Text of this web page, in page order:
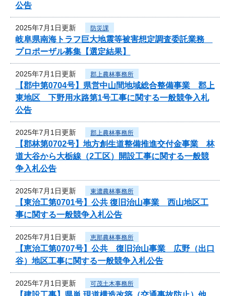
公告
2025年7月1日更新 防災課
岐阜県南海トラフ巨大地震等被害想定調査委託業務
プロポーザル募集【選定結果】
2025年7月1日更新 郡上農林事務所
【郡中第0704号】県営中山間地域総合整備事業 郡上
東地区 下野用水路第1号工事に関する一般競争入札
公告
2025年7月1日更新 郡上農林事務所
【郡林第0702号】地方創生道整備推進交付金事業 林
道大谷から大栃線（2工区）開設工事に関する一般競
争入札公告
2025年7月1日更新 東濃農林事務所
【東治工第0701号】公共 復旧治山事業 西山地区工
事に関する一般競争入札公告
2025年7月1日更新 恵那農林事務所
【恵治工第0707号】公共 復旧治山事業 広野（出口
谷）地区工事に関する一般競争入札公告
2025年7月1日更新 可茂土木事務所